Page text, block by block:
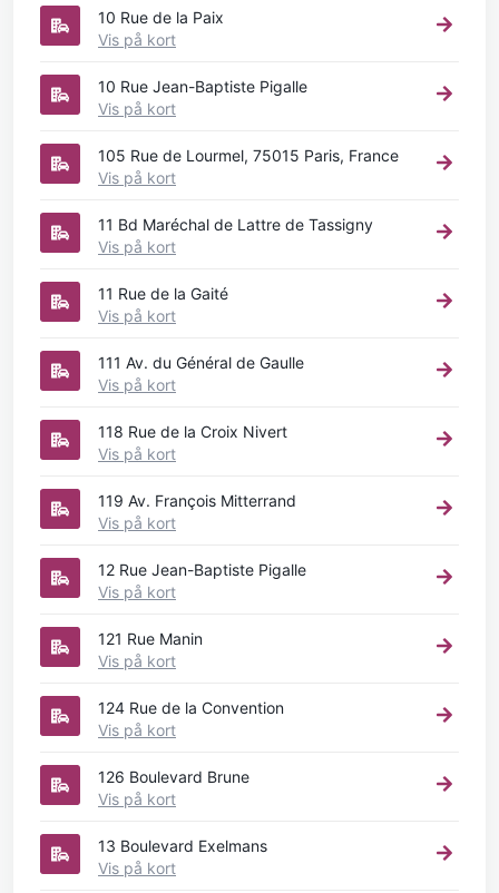
10 Rue de la Paix
Vis på kort
10 Rue Jean-Baptiste Pigalle
Vis på kort
105 Rue de Lourmel, 75015 Paris, France
Vis på kort
11 Bd Maréchal de Lattre de Tassigny
Vis på kort
11 Rue de la Gaité
Vis på kort
111 Av. du Général de Gaulle
Vis på kort
118 Rue de la Croix Nivert
Vis på kort
119 Av. François Mitterrand
Vis på kort
12 Rue Jean-Baptiste Pigalle
Vis på kort
121 Rue Manin
Vis på kort
124 Rue de la Convention
Vis på kort
126 Boulevard Brune
Vis på kort
13 Boulevard Exelmans
Vis på kort